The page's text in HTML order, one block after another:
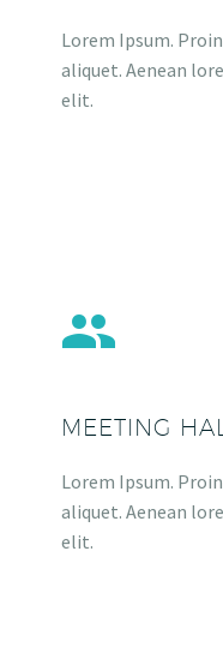
Lorem Ipsum.
aliquet. Aenean
elit.


MEETING
Lorem Ipsum.
aliquet. Aenean
elit.